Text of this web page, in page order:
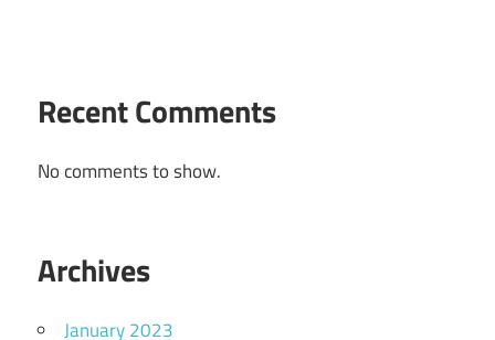
Recent Comments
No comments to show.
Archives
January 2023